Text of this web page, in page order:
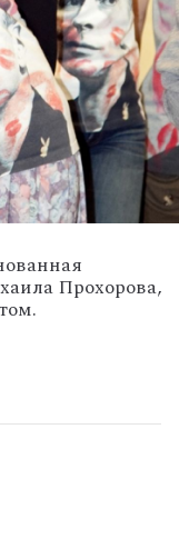
Прохорова,